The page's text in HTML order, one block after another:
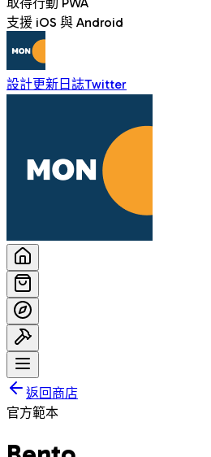
支援 iOS 與 Android
設計更新日誌Twitter
返回商店
官方範本